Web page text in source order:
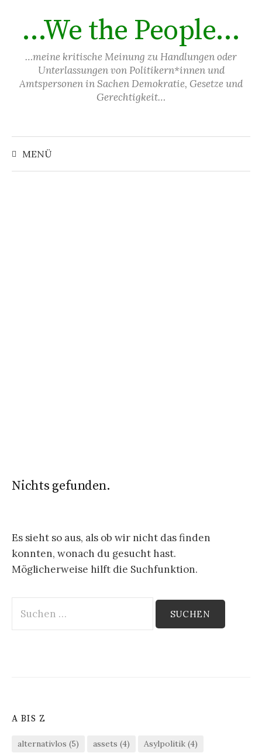
Inhalt
…We the People…
…meine kritische Meinung zu Handlungen oder
Unterlassungen von Politikern*innen und
Amtspersonen in Sachen Demokratie, Gesetze und
Gerechtigkeit…
MENÜ
Suchen
Nichts gefunden.
Es sieht so aus, als ob wir nicht das finden
konnten, wonach du gesucht hast.
Möglicherweise hilft die Suchfunktion.
Suchen
nach:
A BIS Z
alternativlos (5) assets (4) Asylpolitik (4)